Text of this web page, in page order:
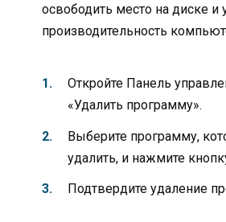
освободить место на диске и
производительность
Откройте Панель
«Удалить программу».
Выберите программу,
удалить, и нажмите
Подтвердите удаление